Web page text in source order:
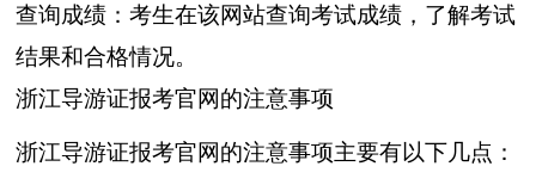
查询成绩：考生在该网站查询考试成绩，了解考试
结果和合格情况。
浙江导游证报考官网的注意事项
浙江导游证报考官网的注意事项主要有以下几点：